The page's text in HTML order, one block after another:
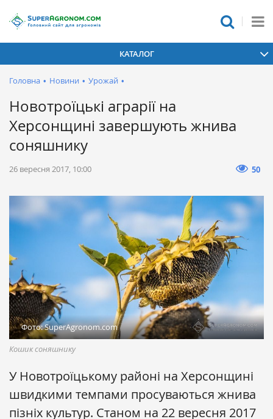
КАТАЛОГ
Головна • Новини • Урожай •
Новотроїцькі аграрії на
Херсонщині завершують жнива
соняшнику
26 вересня 2017, 10:00 50
Фото: SuperAgronom.com
Кошик соняшнику
У Новотроїцькому районі на Херсонщині
швидкими темпами просуваються жнива
пізніх культур. Станом на 22 вересня 2017